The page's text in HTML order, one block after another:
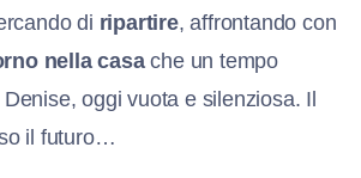
di ripartire, affrontando con
nella casache un tempo
oggi vuota e silenziosa. Il
il futuro…